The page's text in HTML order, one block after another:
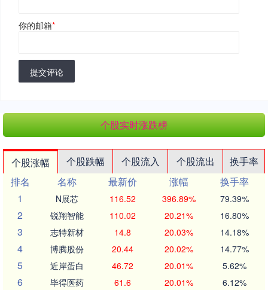
你的邮箱*
提交评论
个股实时涨跌榜
个股涨幅 个股跌幅 个股流入 个股流出
换手率
排名
名称 最新价 涨幅
换手率
1
N展芯 116.52 396.89% 79.39%
2 锐翔智能 110.02 20.21% 16.80%
3 志特新材 14.8 20.03% 14.18%
4 博腾股份 20.44 20.02% 14.77%
5 近岸蛋白 46.72 20.01% 5.62%
6 毕得医药 61.6 20.01% 6.12%